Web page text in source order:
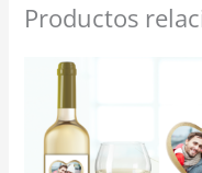
Productos